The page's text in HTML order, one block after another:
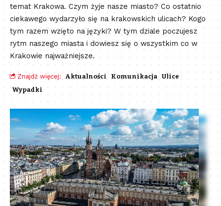
temat Krakowa. Czym żyje nasze miasto? Co ostatnio
ciekawego wydarzyło się na krakowskich ulicach? Kogo
tym razem wzięto na języki? W tym dziale poczujesz
rytm naszego miasta i dowiesz się o wszystkim co w
Krakowie najważniejsze.
Znajdź więcej: Aktualności Komunikacja
Ulice
Wypadki